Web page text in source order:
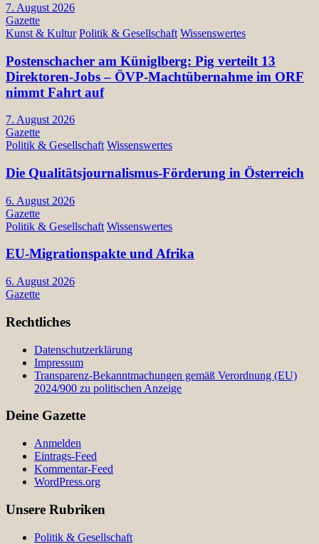
7. August 2026
Gazette
Kunst & Kultur Politik & Gesellschaft Wissenswertes
Postenschacher am Küniglberg: Pig verteilt 13
Direktoren-Jobs – ÖVP-Machtübernahme im ORF
nimmt Fahrt auf
7. August 2026
Gazette
Politik & Gesellschaft Wissenswertes
Die Qualitätsjournalismus-Förderung in Österreich
6. August 2026
Gazette
Politik & Gesellschaft Wissenswertes
EU-Migrationspakte und Afrika
6. August 2026
Gazette
Rechtliches
Datenschutzerklärung
Impressum
Transparenz-Bekanntmachungen gemäß Verordnung (EU)
2024/900 zu politischen Anzeige
Deine Gazette
Anmelden
Eintrags-Feed
Kommentar-Feed
WordPress.org
Unsere Rubriken
Politik & Gesellschaft